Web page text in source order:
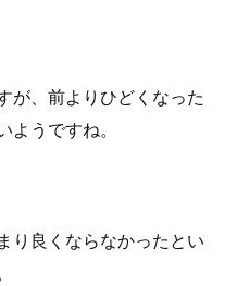
が、前よりひどくなった
うですね。
り良くならなかったとい